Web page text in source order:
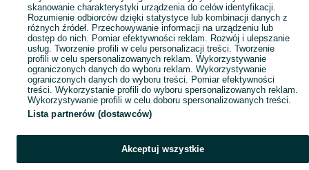
skanowanie charakterystyki urządzenia do celów identyfikacji.
Rozumienie odbiorców dzięki statystyce lub kombinacji danych z
różnych źródeł. Przechowywanie informacji na urządzeniu lub
dostęp do nich. Pomiar efektywności reklam. Rozwój i ulepszanie
usług. Tworzenie profili w celu personalizacji treści. Tworzenie
profili w celu spersonalizowanych reklam. Wykorzystywanie
ograniczonych danych do wyboru reklam. Wykorzystywanie
ograniczonych danych do wyboru treści. Pomiar efektywności
treści. Wykorzystanie profili do wyboru spersonalizowanych reklam.
Wykorzystywanie profili w celu doboru spersonalizowanych treści.
Lista partnerów (dostawców)
Akceptuj wszystkie